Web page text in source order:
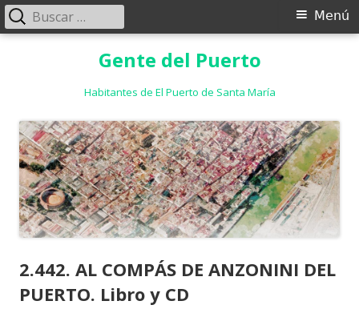
Gente del Puerto
Habitantes de El Puerto de Santa María
Menú
Menú
Buscar:
2.442. AL COMPÁS DE ANZONINI DEL
PUERTO. Libro y CD